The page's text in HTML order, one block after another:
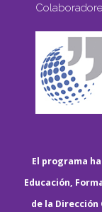
El programa
Educación,
de la Dirección